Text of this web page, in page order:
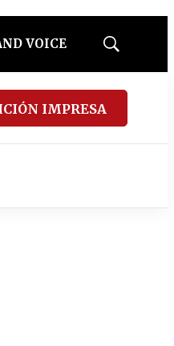
VOICE
Mostrar
IMPRESA